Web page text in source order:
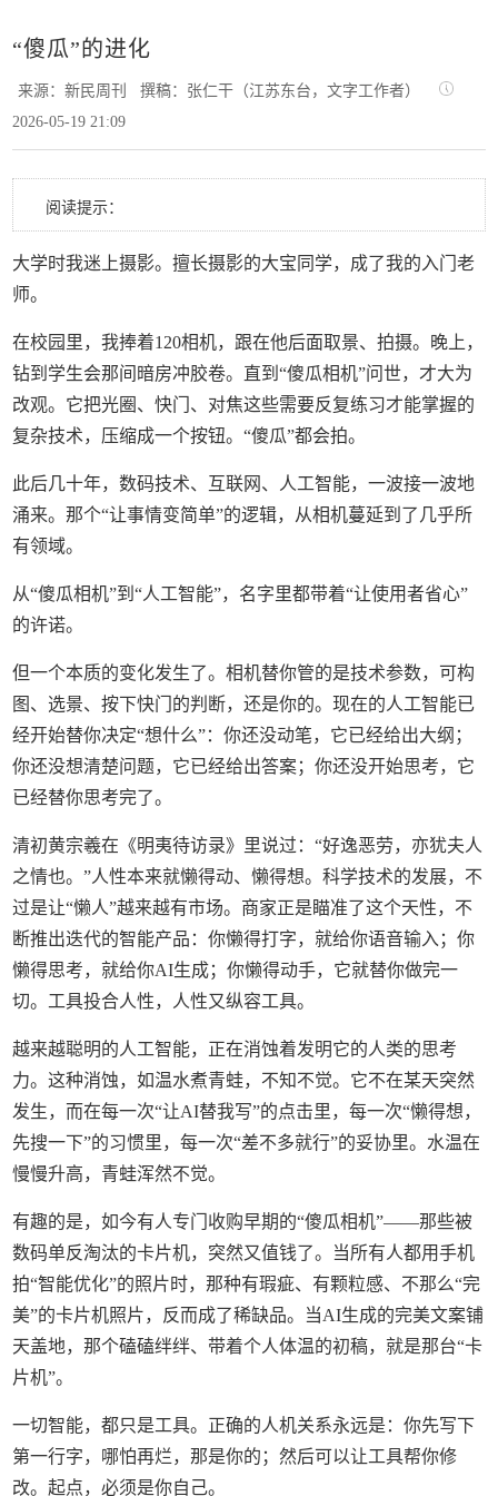
“傻瓜”的进化
来源：新民周刊撰稿：张仁干（江苏东台，文字工作者）
2026-05-19 21:09
阅读提示：
大学时我迷上摄影。擅长摄影的大宝同学，成了我的入门老
师。
在校园里，我捧着120相机，跟在他后面取景、拍摄。晚上，
钻到学生会那间暗房冲胶卷。直到“傻瓜相机”问世，才大为
改观。它把光圈、快门、对焦这些需要反复练习才能掌握的
复杂技术，压缩成一个按钮。“傻瓜”都会拍。
此后几十年，数码技术、互联网、人工智能，一波接一波地
涌来。那个“让事情变简单”的逻辑，从相机蔓延到了几乎所
有领域。
从“傻瓜相机”到“人工智能”，名字里都带着“让使用者省心”
的许诺。
但一个本质的变化发生了。相机替你管的是技术参数，可构
图、选景、按下快门的判断，还是你的。现在的人工智能已
经开始替你决定“想什么”：你还没动笔，它已经给出大纲；
你还没想清楚问题，它已经给出答案；你还没开始思考，它
已经替你思考完了。
清初黄宗羲在《明夷待访录》里说过：“好逸恶劳，亦犹夫人
之情也。”人性本来就懒得动、懒得想。科学技术的发展，不
过是让“懒人”越来越有市场。商家正是瞄准了这个天性，不
断推出迭代的智能产品：你懒得打字，就给你语音输入；你
懒得思考，就给你AI生成；你懒得动手，它就替你做完一
切。工具投合人性，人性又纵容工具。
越来越聪明的人工智能，正在消蚀着发明它的人类的思考
力。这种消蚀，如温水煮青蛙，不知不觉。它不在某天突然
发生，而在每一次“让AI替我写”的点击里，每一次“懒得想，
先搜一下”的习惯里，每一次“差不多就行”的妥协里。水温在
慢慢升高，青蛙浑然不觉。
有趣的是，如今有人专门收购早期的“傻瓜相机”——那些被
数码单反淘汰的卡片机，突然又值钱了。当所有人都用手机
拍“智能优化”的照片时，那种有瑕疵、有颗粒感、不那么“完
美”的卡片机照片，反而成了稀缺品。当AI生成的完美文案铺
天盖地，那个磕磕绊绊、带着个人体温的初稿，就是那台“卡
片机”。
一切智能，都只是工具。正确的人机关系永远是：你先写下
第一行字，哪怕再烂，那是你的；然后可以让工具帮你修
改。起点，必须是你自己。